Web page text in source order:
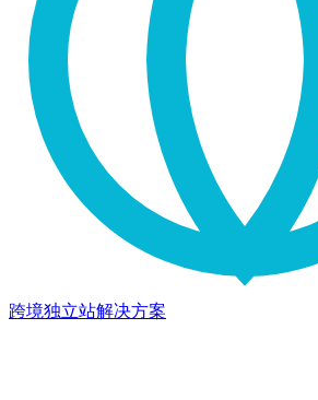
跨境独立站解决方案